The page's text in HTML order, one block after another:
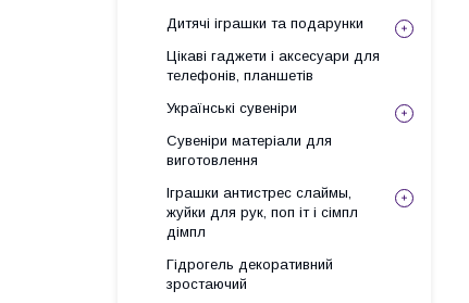
Дитячі іграшки та подарунки
Цікаві гаджети і аксесуари для
телефонів, планшетів
Українські сувеніри
Сувеніри матеріали для
виготовлення
Іграшки антистрес слаймы,
жуйки для рук, поп іт і сімпл
дімпл
Гідрогель декоративний
зростаючий